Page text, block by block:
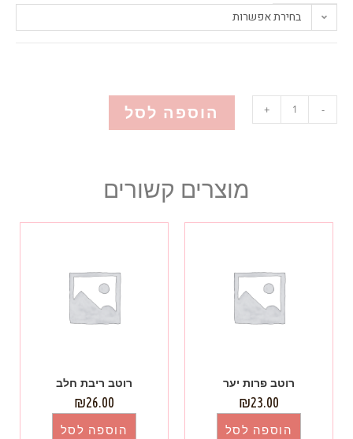
בחירת אפשרות
-
+ הוספה לסל
מוצרים קשורים
רוטב פרות יער
₪23.00
הוספה לסל
רוטב ריבת חלב
₪26.00
הוספה לסל